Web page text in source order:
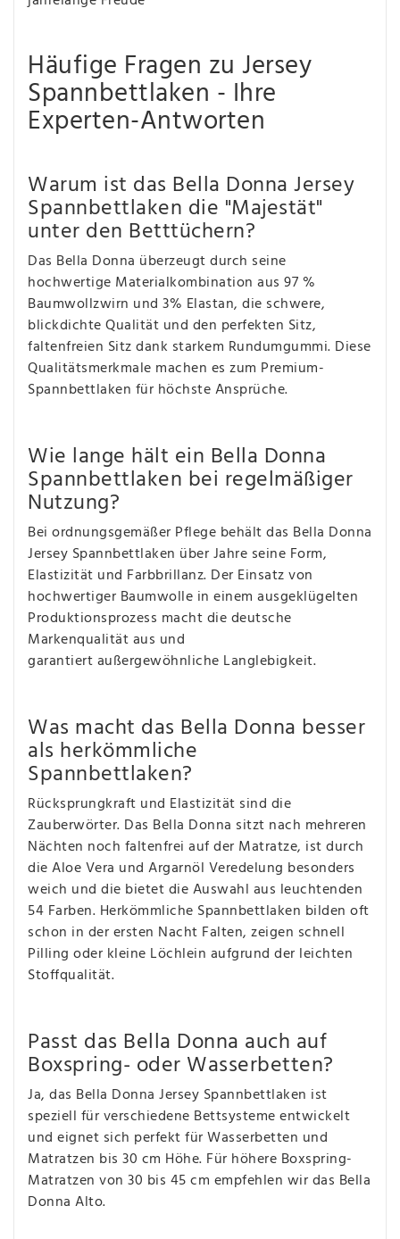
Häufige Fragen zu Jersey
Spannbettlaken - Ihre
Experten-Antworten
Warum ist das Bella Donna Jersey
Spannbettlaken die "Majestät"
unter den Betttüchern?
Das Bella Donna überzeugt durch seine
hochwertige Materialkombination aus 97 %
Baumwollzwirn und 3% Elastan, die schwere,
blickdichte Qualität und den perfekten Sitz,
faltenfreien Sitz dank starkem Rundumgummi. Diese
Qualitätsmerkmale machen es zum Premium-
Spannbettlaken für höchste Ansprüche.
Wie lange hält ein Bella Donna
Spannbettlaken bei regelmäßiger
Nutzung?
Bei ordnungsgemäßer Pflege behält das Bella Donna
Jersey Spannbettlaken über Jahre seine Form,
Elastizität und Farbbrillanz. Der Einsatz von
hochwertiger Baumwolle in einem ausgeklügelten
Produktionsprozess macht die deutsche
Markenqualität aus und
garantiert außergewöhnliche Langlebigkeit.
Was macht das Bella Donna besser
als herkömmliche
Spannbettlaken?
Rücksprungkraft und Elastizität sind die
Zauberwörter. Das Bella Donna sitzt nach mehreren
Nächten noch faltenfrei auf der Matratze, ist durch
die Aloe Vera und Argarnöl Veredelung besonders
weich und die bietet die Auswahl aus leuchtenden
54 Farben. Herkömmliche Spannbettlaken bilden oft
schon in der ersten Nacht Falten, zeigen schnell
Pilling oder kleine Löchlein aufgrund der leichten
Stoffqualität.
Passt das Bella Donna auch auf
Boxspring- oder Wasserbetten?
Ja, das Bella Donna Jersey Spannbettlaken ist
speziell für verschiedene Bettsysteme entwickelt
und eignet sich perfekt für Wasserbetten und
Matratzen bis 30 cm Höhe. Für höhere Boxspring-
Matratzen von 30 bis 45 cm empfehlen wir das Bella
Donna Alto.